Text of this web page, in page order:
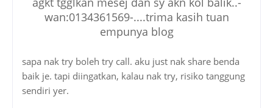
wan:0134361569-....trima kasih tuan
empunya blog
sapa nak try boleh try call. aku just nak share benda
baik je. tapi diingatkan, kalau nak try, risiko tanggung
sendiri yer.